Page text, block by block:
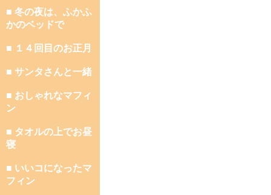
■ 冬の夜は、ふかふ
かのベッドで
■ １４回目のお正月
■ サンタさんと一緒
■ おしゃれなマフィ
ン
■ タオルの上でお昼
寝
■ いいコになったマ
フィン